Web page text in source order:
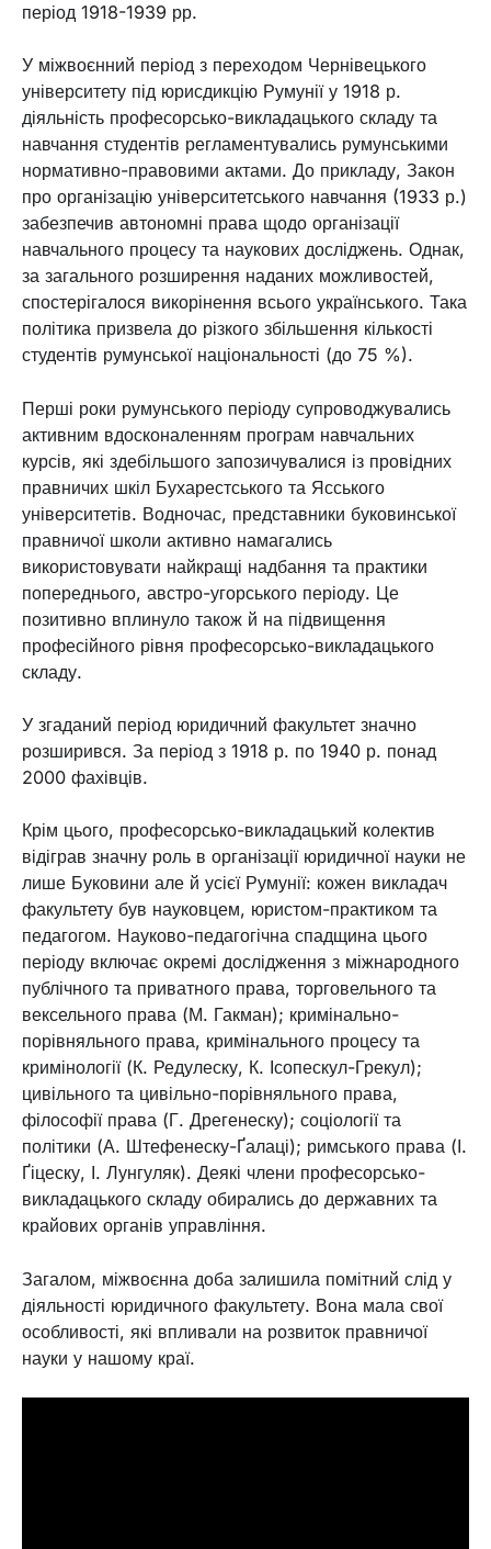
період 1918-1939 рр.
У міжвоєнний період з переходом Чернівецького
університету під юрисдикцію Румунії у 1918 р.
діяльність професорсько-викладацького складу та
навчання студентів регламентувались румунськими
нормативно-правовими актами. До прикладу, Закон
про організацію університетського навчання (1933 р.)
забезпечив автономні права щодо організації
навчального процесу та наукових досліджень. Однак,
за загального розширення наданих можливостей,
спостерігалося викорінення всього українського. Така
політика призвела до різкого збільшення кількості
студентів румунської національності (до 75 %).
Перші роки румунського періоду супроводжувались
активним вдосконаленням програм навчальних
курсів, які здебільшого запозичувалися із провідних
правничих шкіл Бухарестського та Ясського
університетів. Водночас, представники буковинської
правничої школи активно намагались
використовувати найкращі надбання та практики
попереднього, австро-угорського періоду. Це
позитивно вплинуло також й на підвищення
професійного рівня професорсько-викладацького
складу.
У згаданий період юридичний факультет значно
розширився. За період з 1918 р. по 1940 р. понад
2000 фахівців.
Крім цього, професорсько-викладацький колектив
відіграв значну роль в організації юридичної науки не
лише Буковини але й усієї Румунії: кожен викладач
факультету був науковцем, юристом-практиком та
педагогом. Науково-педагогічна спадщина цього
періоду включає окремі дослідження з міжнародного
публічного та приватного права, торговельного та
вексельного права (М. Гакман); кримінально-
порівняльного права, кримінального процесу та
кримінології (К. Редулеску, К. Ісопескул-Грекул);
цивільного та цивільно-порівняльного права,
філософії права (Г. Дрегенеску); соціології та
політики (А. Штефенеску-Ґалаці); римського права (І.
Ґіцеску, І. Лунгуляк). Деякі члени професорсько-
викладацького складу обирались до державних та
крайових органів управління.
Загалом, міжвоєнна доба залишила помітний слід у
діяльності юридичного факультету. Вона мала свої
особливості, які впливали на розвиток правничої
науки у нашому краї.